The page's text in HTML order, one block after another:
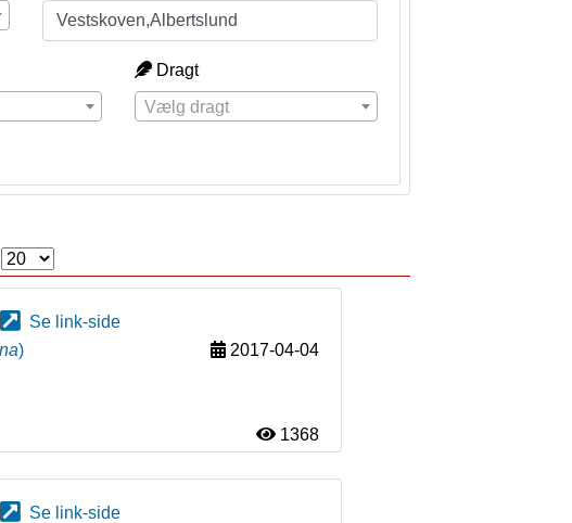
Dragt
Vælg dragt
Se link-side
)
2017-04-04
1368
Se link-side